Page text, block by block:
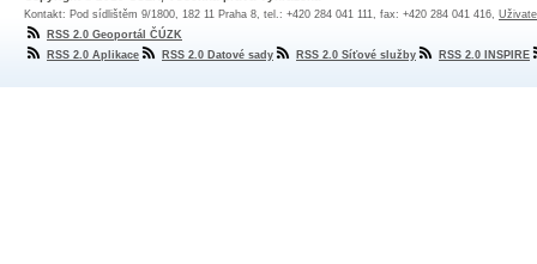
Kontakt: Pod sídlištěm 9/1800, 182 11 Praha 8, tel.: +420 284 041 111, fax: +420 284 041 416,
RSS 2.0 Geoportál ČÚZK
RSS 2.0 Aplikace
RSS 2.0 Datové sady RSS 2.0 Síťové služby RSS 2.0 INSPIRE